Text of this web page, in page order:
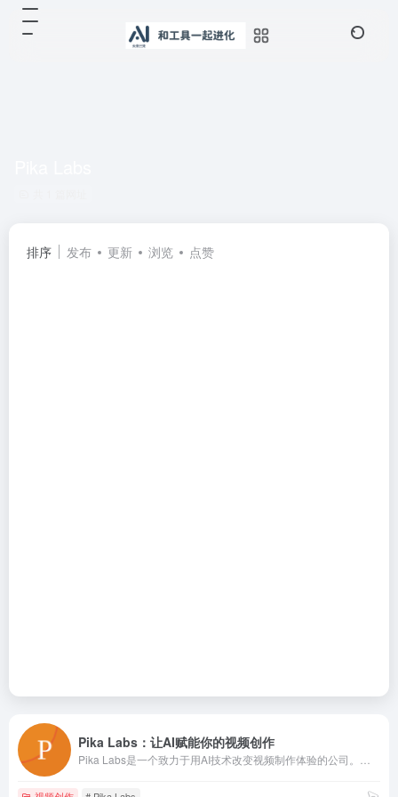
排序 发布 更新 浏览 点赞
Pika Labs：让AI赋能你的视频创作